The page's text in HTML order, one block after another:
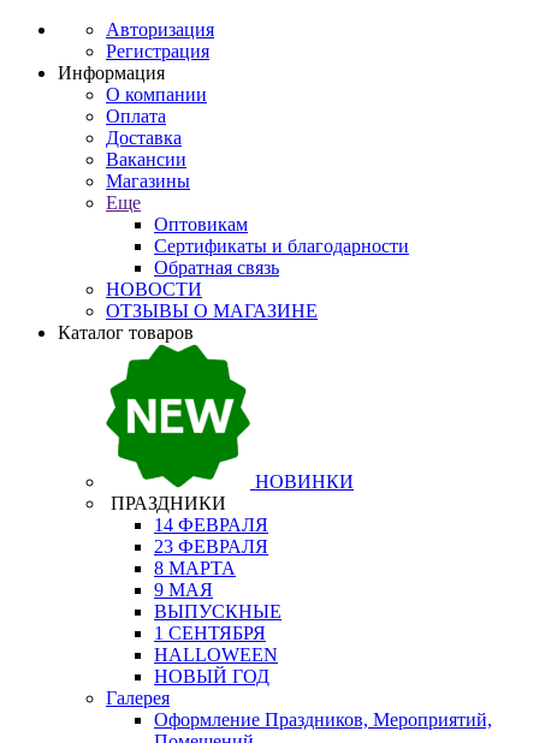
Авторизация
Регистрация
Информация
О компании
Оплата
Доставка
Вакансии
Магазины
Еще
Оптовикам
Сертификаты и благодарности
Обратная связь
НОВОСТИ
ОТЗЫВЫ О МАГАЗИНЕ
Каталог товаров
НОВИНКИ
ПРАЗДНИКИ
14 ФЕВРАЛЯ
23 ФЕВРАЛЯ
8 МАРТА
9 МАЯ
ВЫПУСКНЫЕ
1 СЕНТЯБРЯ
HALLOWEEN
НОВЫЙ ГОД
Галерея
Оформление Праздников, Мероприятий,